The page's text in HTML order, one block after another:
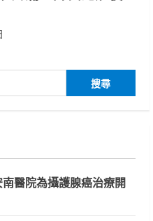
南醫院為攝護腺癌治療開